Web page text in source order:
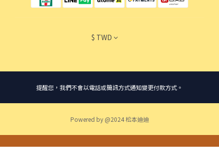
$ TWD
提醒您，我們不會以電話或簡訊方式通知變更付款方式。
Powered by @2024 松本迪迪